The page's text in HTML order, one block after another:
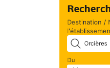
Destination /
Du